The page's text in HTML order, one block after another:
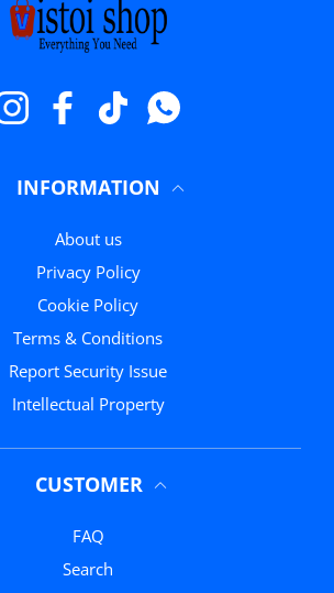
InstagramFacebookTikTokWhatsapp
INFORMATION
About us
Privacy Policy
Cookie Policy
Terms & Conditions
Report Security Issue
Intellectual Property
CUSTOMER
FAQ
Search